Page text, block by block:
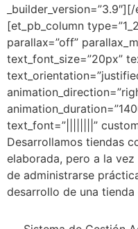
[et_pb_column
parallax=”off”
text_font_size=”20px”
text_font=”||||||||”
Desarrollamos tiendas
elaborada, pero a la
de administrarse
desarrollo de una